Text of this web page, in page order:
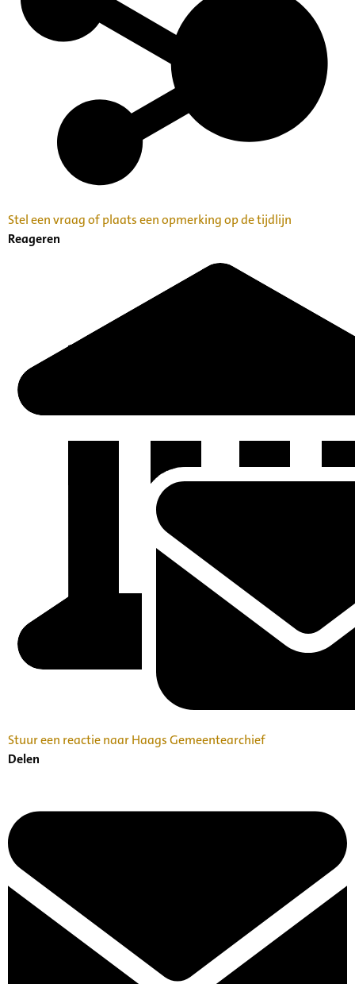
Stel een vraag of plaats een opmerking op de tijdlijn
Reageren
Stuur een reactie naar Haags Gemeentearchief
Delen